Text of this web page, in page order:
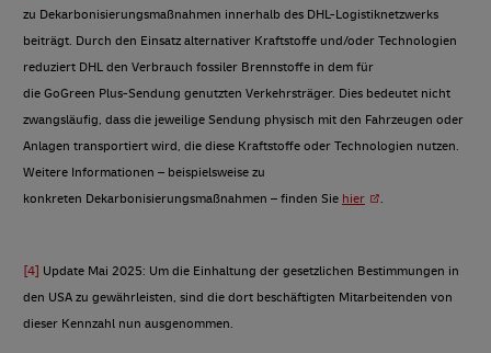
zu Dekarbonisierungsmaßnahmen innerhalb des DHL-Logistiknetzwerks
beiträgt. Durch den Einsatz alternativer Kraftstoffe und/oder Technologien
reduziert DHL den Verbrauch fossiler Brennstoffe in dem für
die GoGreen Plus-Sendung genutzten Verkehrsträger. Dies bedeutet nicht
zwangsläufig, dass die jeweilige Sendung physisch mit den Fahrzeugen oder
Anlagen transportiert wird, die diese Kraftstoffe oder Technologien nutzen.
Weitere Informationen – beispielsweise zu
konkreten Dekarbonisierungsmaßnahmen – finden Sie hier .
[4] Update Mai 2025: Um die Einhaltung der gesetzlichen Bestimmungen in
den USA zu gewährleisten, sind die dort beschäftigten Mitarbeitenden von
dieser Kennzahl nun ausgenommen.